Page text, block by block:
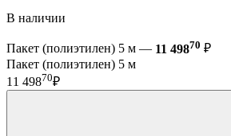
В наличии
Пакет (полиэтилен) 5 м — 11 49870 ₽
Пакет (полиэтилен) 5 м
11 49870₽